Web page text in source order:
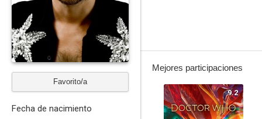
Favorito/a
Fecha de nacimiento
Mejores participaciones
9.2